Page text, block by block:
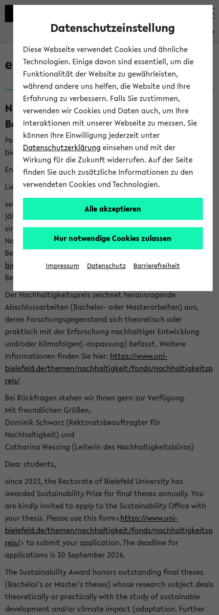
eKVV
eKVV News
Nachhaltigkeitspreis 2026:
Bewerbungsphase gestartet (06.08.26)
Per E-Mail eingestellt von nachhaltigkeitsbuero@uni-
bielefeld.de an den Verteiler 'Alle Studierenden':
English version below
Liebe Studierende,
seit 2023 verleiht das Rektorat der Universität Bielefeld
jährlich den Nachhaltigkeitspreis für Abschlussarbeiten. Sie
sind herzlich eingeladen sich mit Ihrer Abschlussarbeit beim
Nachhaltigkeitsbüro zu bewerben. Bitte nutzen Sie für Ihre
Bewerbung dieses Formular<https://formulare.uni-
bielefeld.de/frontend-server/form/provide/913/>. Die
Bewerbungsfrist endet am 30.09.2026.
Der Nachhaltigkeitspreis zeichnet herausragende
Abschlussarbeiten (Bachelor- oder Masterarbeiten) aus,
deren Forschungsgegenstand sich theoretisch oder
praktisch mit der Erforschung nachhaltiger Entwicklung
und/oder Klimafolgen(-anpassung) befasst. Weitere
Informationen finden Sie hier: https://www.uni-
bielefeld.de/themen/nachhaltigkeit/fonds/nachhaltigkeitsp
reis/
Bei Rückfragen stehen wir Ihnen gern zur Verfügung.
Mit freundlichen Grüßen,
Dominik Schwarz (Rektoratsbeauftragter für
Nachhaltigkeit) und
Catharina Wessing (Leiterin des Nachhaltigkeitsbüros)
Dear students,
since 2023, the Rectorate of Bielefeld University has
awarded Sustainability Prize for final theses annually. You
are kindly invited to apply to the Sustainability Office with
your thesis. Please use this form<https://www.uni-
bielefeld.de/themen/nachhaltigkeit/fonds/nachhaltigkeitsp
reis/> to submit your application. The deadline for
applications is 30 September 2026.
The Sustainability Award honors outstanding final theses
(Bachelor's or Master's theses) whose research subject deals
theoretically or practically with the study of sustainable
development and/or climate impact (adaptation. Further
Datenschutzeinstellung
Diese Webseite verwendet Cookies und ähnliche
Technologien. Einige davon sind essentiell, um die
Funktionalität der Website zu gewährleisten,
während andere uns helfen, die Website und Ihre
Erfahrung zu verbessern. Falls Sie zustimmen,
verwenden wir Cookies und Daten auch, um Ihre
Interaktionen mit unserer Webseite zu messen. Sie
können Ihre Einwilligung jederzeit unter
Datenschutzerklärung einsehen und mit der
Wirkung für die Zukunft widerrufen. Auf der Seite
finden Sie auch zusätzliche Informationen zu den
verwendeten Cookies und Technologien.
Alle akzeptieren
Nur notwendige Cookies zulassen
Impressum Datenschutz Barrierefreiheit